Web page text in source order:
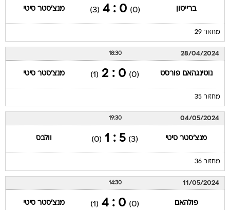
ברייטון (0)
0 : 4
(3) מנצ'סטר סיטי
מחזור 29
28/04/2024
18:30
נוטינגהאם פורסט (0)
0 : 2
(1) מנצ'סטר סיטי
מחזור 35
04/05/2024
19:30
מנצ'סטר סיטי (3)
5 : 1
(0) וולבס
מחזור 36
11/05/2024
14:30
פולהאם (0)
0 : 4
(1) מנצ'סטר סיטי